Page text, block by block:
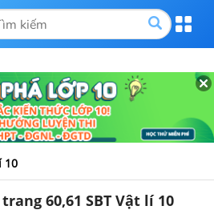
10
60,61 SBT Vật lí 10